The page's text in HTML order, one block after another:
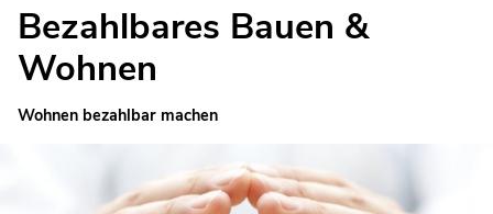
Bezahlbares Bauen &
Wohnen
Wohnen bezahlbar machen